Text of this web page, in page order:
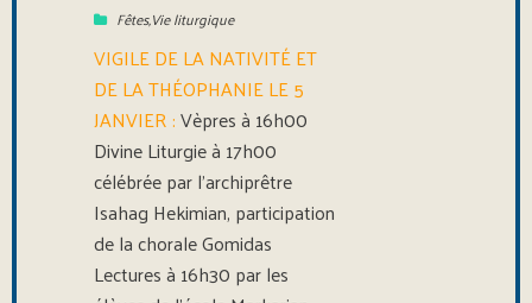
Fêtes,Vie liturgique
VIGILE DE LA NATIVITÉ ET
DE LA THÉOPHANIE LE 5
JANVIER :Vèpres à 16h00
Divine Liturgie à 17h00
célébrée par l’archiprêtre
Isahag Hekimian, participation
de la chorale Gomidas
Lectures à 16h30 par les